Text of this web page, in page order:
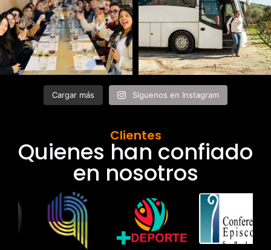
Cargar más Síguenos en Instagram
Clientes
Quienes han confiado
en nosotros